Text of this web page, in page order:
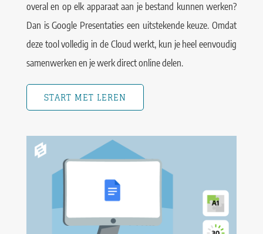
overal en op elk apparaat aan je bestand kunnen werken?
Dan is Google Presentaties een uitstekende keuze. Omdat
deze tool volledig in de Cloud werkt, kun je heel eenvoudig
samenwerken en je werk direct online delen.
START MET LEREN